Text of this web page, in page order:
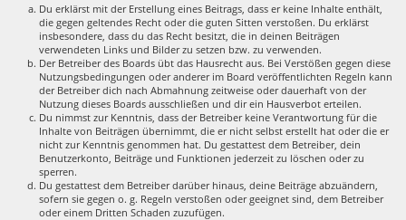
Du erklärst mit der Erstellung eines Beitrags, dass er keine Inhalte enthält,
die gegen geltendes Recht oder die guten Sitten verstoßen. Du erklärst
insbesondere, dass du das Recht besitzt, die in deinen Beiträgen
verwendeten Links und Bilder zu setzen bzw. zu verwenden.
Der Betreiber des Boards übt das Hausrecht aus. Bei Verstößen gegen diese
Nutzungsbedingungen oder anderer im Board veröffentlichten Regeln kann
der Betreiber dich nach Abmahnung zeitweise oder dauerhaft von der
Nutzung dieses Boards ausschließen und dir ein Hausverbot erteilen.
Du nimmst zur Kenntnis, dass der Betreiber keine Verantwortung für die
Inhalte von Beiträgen übernimmt, die er nicht selbst erstellt hat oder die er
nicht zur Kenntnis genommen hat. Du gestattest dem Betreiber, dein
Benutzerkonto, Beiträge und Funktionen jederzeit zu löschen oder zu
sperren.
Du gestattest dem Betreiber darüber hinaus, deine Beiträge abzuändern,
sofern sie gegen o. g. Regeln verstoßen oder geeignet sind, dem Betreiber
oder einem Dritten Schaden zuzufügen.